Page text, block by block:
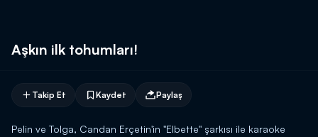
Aşkın ilk tohumları!
Takip Et Kaydet Paylaş
Pelin ve Tolga, Candan Erçetin'in "Elbette" şarkısı ile karaoke